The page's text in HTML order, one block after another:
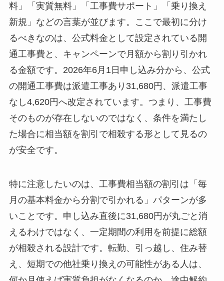
料」「実質無料」「工事費サポート」「乗り換え
新規」などの言葉が並びます。ここで最初に分け
るべきなのは、公式料金として設定されている開
通工事費と、キャンペーンで月額から割り引かれ
る金額です。2026年6月1日申し込み分から、公式
の開通工事費は派遣工事あり31,680円、派遣工事
なし4,620円へ改定されています。つまり、工事費
そのものが存在しないのではなく、条件を満たし
た場合に相当額を割引で相殺する形として見るの
が安全です。
特に注意したいのは、工事費相当額の割引は「毎
月の基本料金から分割で引かれる」パターンが多
いことです。申し込み直後に31,680円が丸ごと消
えるわけではなく、一定期間の利用を前提に総額
が相殺される設計です。転勤、引っ越し、住み替
え、短期での他社乗り換えの可能性がある人は、